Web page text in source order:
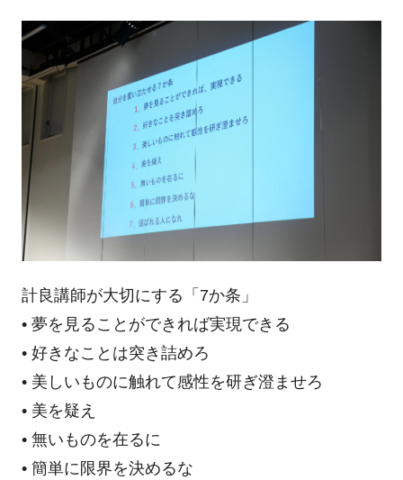
計良講師が大切にする「7か条」
• 夢を見ることができれば実現できる
• 好きなことは突き詰めろ
• 美しいものに触れて感性を研ぎ澄ませろ
• 美を疑え
• 無いものを在るに
• 簡単に限界を決めるな